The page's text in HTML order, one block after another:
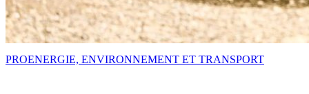
PROENERGIE, ENVIRONNEMENT ET TRANSPORT